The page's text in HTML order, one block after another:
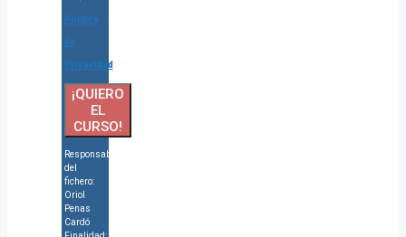
Política
de
Privacidad
¡QUIERO
EL
CURSO!
Responsable
del
fichero:
Oriol
Penas
Cardó